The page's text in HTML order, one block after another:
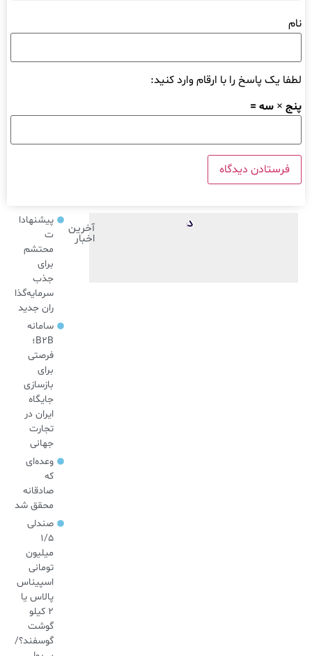
نام
لطفا یک پاسخ را با ارقام وارد کنید:
پنج × سه =
آخرین
اخبار
پیشنهادا
ت
محتشم
برای
جذب
سرمایه‌گذا
ران جدید
سامانه
B2B؛
فرصتی
برای
بازسازی
جایگاه
ایران در
تجارت
جهانی
وعده‌ای
که
صادقانه
محقق شد
صندلی
۱/۵
میلیون
تومانی
اسپیناس
پالاس یا
۲ کیلو
گوشت
گوسفند؟/